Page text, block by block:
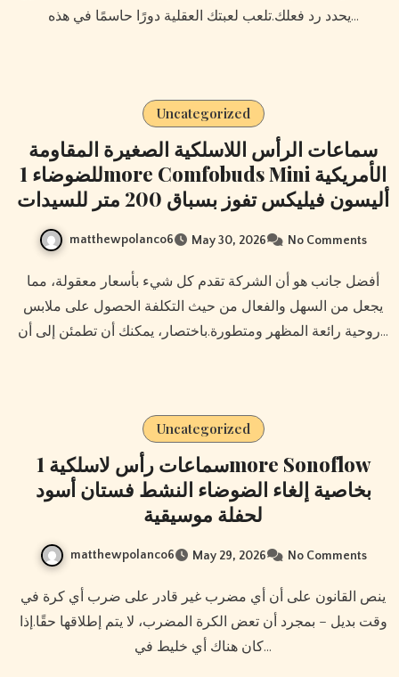
يحدد رد فعلك.تلعب لعبتك العقلية دورًا حاسمًا في هذه…
Uncategorized
سماعات الرأس اللاسلكية الصغيرة المقاومة
للضوضاء 1more Comfobuds Mini الأمريكية
أليسون فيليكس تفوز بسباق 200 متر للسيدات
matthewpolanco6 May 30, 2026 No Comments
يجعل من السهل والفعال من حيث التكلفة الحصول على ملابس
روحية رائعة المظهر ومتطورة.باختصار، يمكنك أن تطمئن إلى أن…
Uncategorized
سماعات رأس لاسلكية 1more Sonoflow
بخاصية إلغاء الضوضاء النشط فستان أسود
لحفلة موسيقية
matthewpolanco6 May 29, 2026 No Comments
ينص القانون على أن أي مضرب غير قادر على ضرب أي كرة في
وقت بديل – بمجرد أن تعض الكرة المضرب، لا يتم إطلاقها حقًا.إذا
كان هناك أي خليط في…